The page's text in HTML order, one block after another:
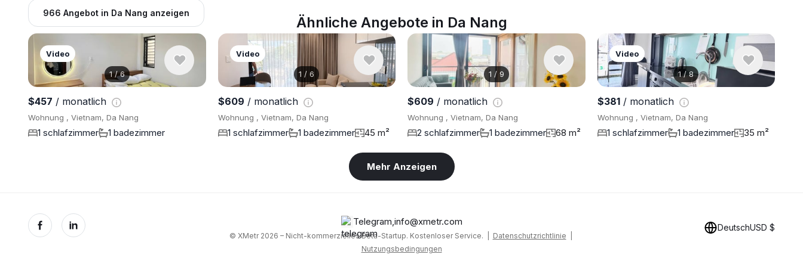
966 Angebot in Da Nang anzeigen
Ähnliche Angebote in Da Nang
1/6
Video
$457 / monatlich
Wohnung , Vietnam, Da Nang
1 schlafzimmer 1 badezimmer
1 /6
Video
$609 / monatlich
Wohnung , Vietnam, Da Nang
1 schlafzimmer 1 badezimmer 45 m²
1 /9
$609 / monatlich
Wohnung , Vietnam, Da Nang
2 schlafzimmer 1 badezimmer 68 m²
1/8
Video
$381/ monatlich
Wohnung , Vietnam, Da Nang
1 schlafzimmer 1 badezimmer 35 m²
Mehr Anzeigen
Telegram,info@xmetr.com
© XMetr 2026 – Nicht-kommerzielles Beta-Startup. Kostenloser Service. | Datenschutzrichtlinie
Nutzungsbedingungen
DeutschUSD $